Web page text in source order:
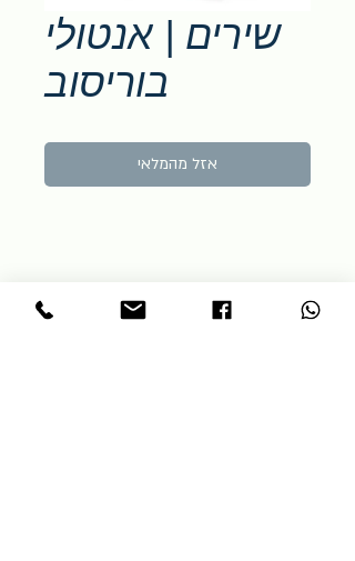
שירים | אנטולי
בוריסוב
אזל מהמלאי